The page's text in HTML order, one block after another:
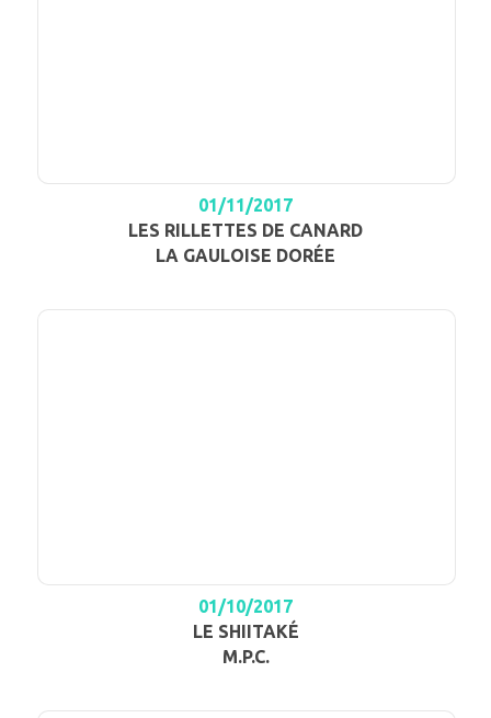
01/11/2017
LES RILLETTES DE CANARD
LA GAULOISE DORÉE
01/10/2017
LE SHIITAKÉ
M.P.C.